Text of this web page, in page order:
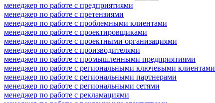
менеджер по работе с предприятиями
менеджер по работе с претензиями
менеджер по работе с проблемными клиентами
менеджер по работе с проектировщиками
менеджер по работе с проектными организациями
менеджер по работе с производителями
менеджер по работе с промышленными предприятиями
менеджер по работе с региональными ключевыми клиентами
менеджер по работе с региональными партнерами
менеджер по работе с региональными сетями
менеджер по работе с рекламациями